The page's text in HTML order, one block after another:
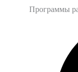
Программы